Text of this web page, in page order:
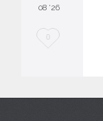
08 '26
M
0